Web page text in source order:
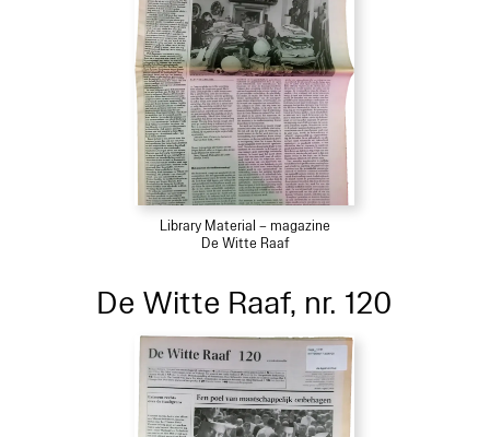
Library Material – magazine
De Witte Raaf
De Witte Raaf, nr. 120